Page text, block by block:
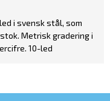
i svensk stål, som
Metrisk gradering i
10-led